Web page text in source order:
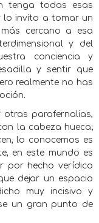
tenga todas esas
lo invito a tomar un
cercano a esa
y del
conciencia y
y sentir que
realmente no has
otras parafernalias,
la cabeza hueca;
lo conocemos es
en este mundo es
por hecho verídico
dejar un espacio
muy incisivo y
un gran punto de